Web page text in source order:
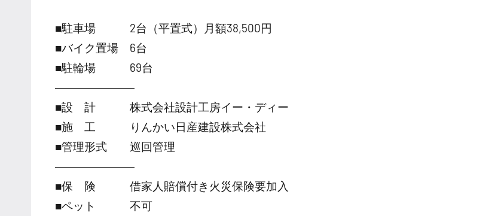
■駐車場 2台（平置式）月額38,500円
■バイク置場 6台
■駐輪場 69台
―――――――
■設 計 株式会社設計工房イー・ディー
■施 工 りんかい日産建設株式会社
■管理形式 巡回管理
―――――――
■保 険 借家人賠償付き火災保険要加入
■ペット 不可